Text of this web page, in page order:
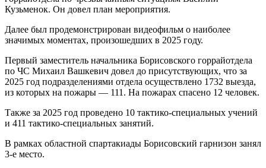
Кузьменок. Он довел план мероприятия.
Далее был продемонстрирован видеофильм о наиболее
значимых моментах, произошедших в 2025 году.
Первый заместитель начальника Борисовского горрайотдела
по ЧС Михаил Вашкевич довел до присутствующих, что за
2025 год подразделениями отдела осуществлено 1732 выезда,
из которых на пожары — 111. На пожарах спасено 12 человек.
Также за 2025 год проведено 10 тактико-специальных учений
и 411 тактико-специальных занятий.
В рамках областной спартакиады Борисовский гарнизон занял
3-е место.